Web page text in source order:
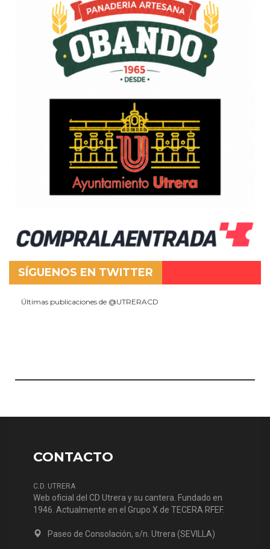
SÍGUENOS EN TWITTER
Últimas publicaciones de @UTRERACD
CONTACTO
C.D. UTRERA
Web oficial del CD Utrera y su cantera. Fundado en
1946. Actualmente en el Grupo X de TECERA RFEF.
Paseo de Consolación, s/n. Utrera (SEVILLA)